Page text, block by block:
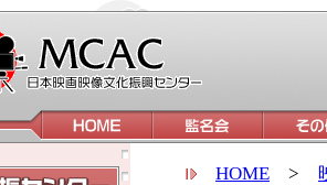
HOME >